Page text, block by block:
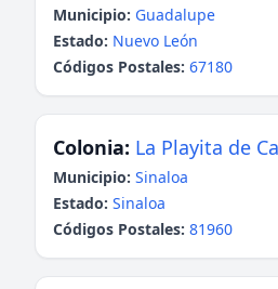
Municipio: Guadalupe
Estado: Nuevo León
Códigos Postales: 67180
Colonia: La Playita de
Municipio: Sinaloa
Estado: Sinaloa
Códigos Postales: 81960